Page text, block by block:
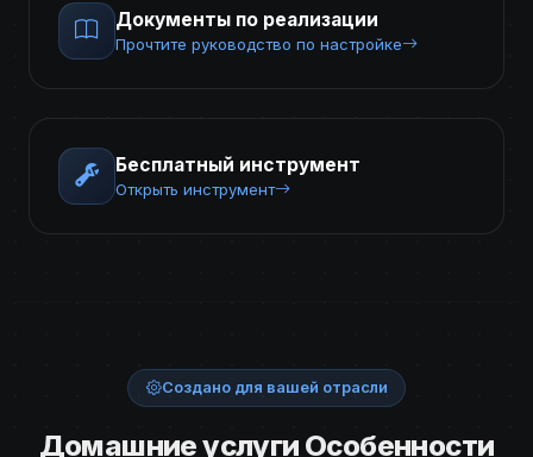
Документы по реализации
Прочтите руководство по настройке
Бесплатный инструмент
Открыть инструмент
Создано для вашей отрасли
Домашние услуги Особенности